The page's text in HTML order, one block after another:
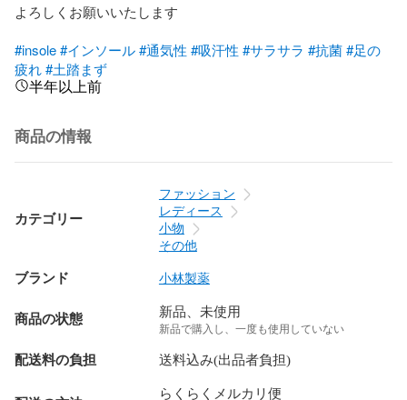
よろしくお願いいたします
#insole#インソール#通気性 #吸汗性 #サラサラ #抗菌#足の
疲れ#土踏まず
半年以上前
商品の情報
カテゴリー
ファッション
レディース
小物
その他
ブランド 小林製薬
商品の状態 新品、未使用
新品で購入し、一度も使用していない
配送料の負担 送料込み(出品者負担)
らくらくメルカリ便